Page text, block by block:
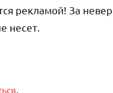
рекламой! За
несет.
.